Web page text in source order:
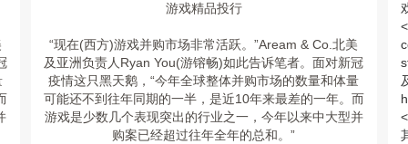
“现在(西方)游戏并购市场非常活跃。”Aream & Co.北美
及亚洲负责人Ryan You(游镕畅)如此告诉笔者。面对新冠
疫情这只黑天鹅，“今年全球整体并购市场的数量和体量
可能还不到往年同期的一半，是近10年来最差的一年。而
游戏是少数几个表现突出的行业之一，今年以来中大型并
购案已经超过往年全年的总和。”